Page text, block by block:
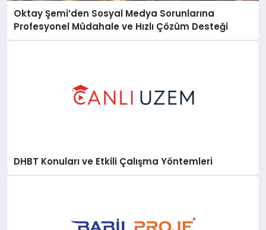
Oktay Şemi’den Sosyal Medya Sorunlarına
Profesyonel Müdahale ve Hızlı Çözüm Desteği
DHBT Konuları ve Etkili Çalışma Yöntemleri